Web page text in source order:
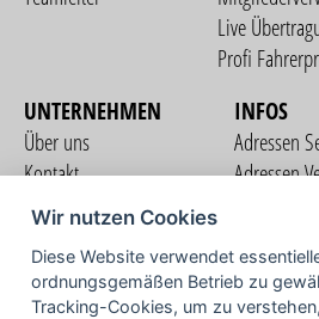
Live
Profi
UNTERNEHMEN
Über uns
Kontakt
Nutzungsbedingungen
Datenschutzerklärung
Impressum
INFOS
Adressen
Adressen
Wir nutzen Cookies
Diese Website verwendet
ordnungsgemäßen Betrieb zu
Tracking-Cookies, um zu